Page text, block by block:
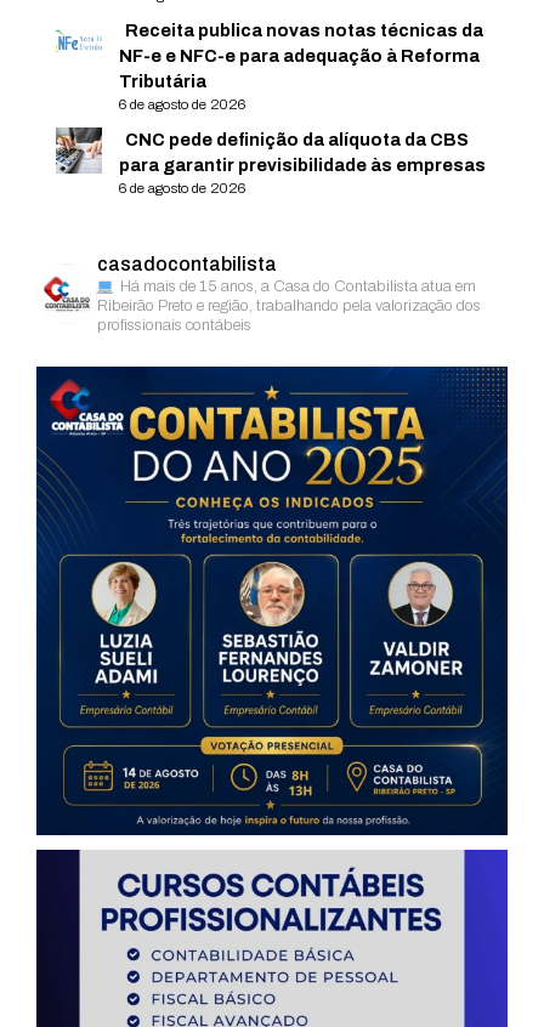
Receita publica novas notas técnicas da
NF-e e NFC-e para adequação à Reforma
Tributária
6 de agosto de 2026
CNC pede definição da alíquota da CBS
para garantir previsibilidade às empresas
6 de agosto de 2026
casadocontabilista
Há mais de 15 anos, a Casa do Contabilista atua em
Ribeirão Preto e região, trabalhando pela valorização dos
profissionais contábeis